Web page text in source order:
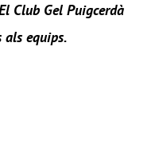
Club Gel Puigcerdà
als equips.